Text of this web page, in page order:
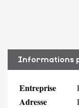
Informations
Entreprise
Adresse